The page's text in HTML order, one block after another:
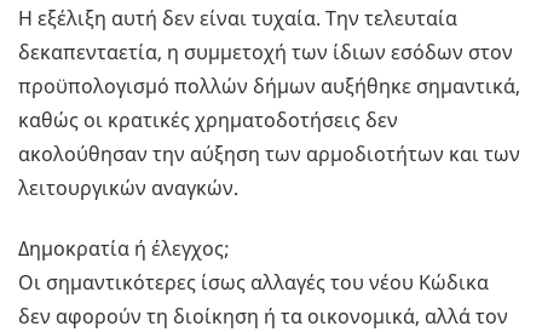
Η εξέλιξη αυτή δεν είναι τυχαία. Την τελευταία
δεκαπενταετία, η συμμετοχή των ίδιων εσόδων στον
προϋπολογισμό πολλών δήμων αυξήθηκε σημαντικά,
καθώς οι κρατικές χρηματοδοτήσεις δεν
ακολούθησαν την αύξηση των αρμοδιοτήτων και των
λειτουργικών αναγκών.
Δημοκρατία ή έλεγχος;
Οι σημαντικότερες ίσως αλλαγές του νέου Κώδικα
δεν αφορούν τη διοίκηση ή τα οικονομικά, αλλά τον